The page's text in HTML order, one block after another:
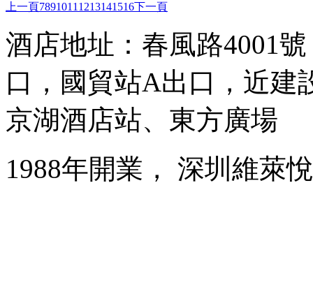
上一頁7891011 1213141516下一頁
酒店地址：春風路4001
口，國貿站A出口，近建
京湖酒店站、東方廣場
1988年開業， 深圳維